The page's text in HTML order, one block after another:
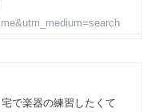
で楽器の練習したくて